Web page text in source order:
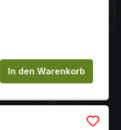
Aprikosen- und
Nuancen von
den
In den Warenkorb